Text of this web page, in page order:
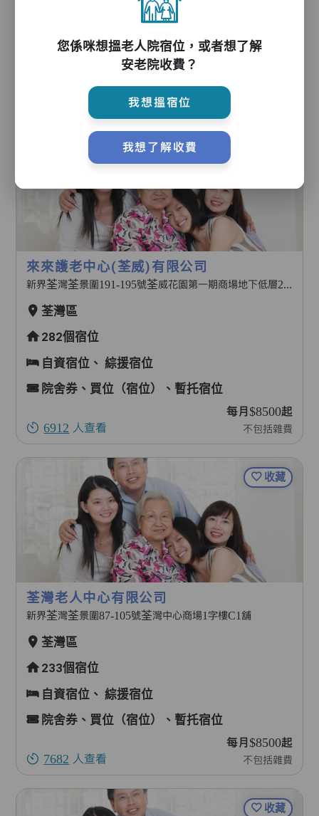
來來護老中心(荃威)有限公司
新界荃灣荃景圍191-195號荃威花園第一期商場地下低層23-38號舖
荃灣區
282個宿位
自資宿位、綜援宿位
院舍券、買位（宿位）、暫托宿位
6912 人查看
每月$8500起
不包括雜費
收藏
荃灣老人中心有限公司
新界荃灣荃景圍87-105號荃灣中心商場1字樓C1舖
荃灣區
233個宿位
自資宿位、綜援宿位
院舍券、買位（宿位）、暫托宿位
7682 人查看
每月$8500起
不包括雜費
收藏
您係咪想搵老人院宿位，或者想了解
安老院收費？
我想搵宿位
我想了解收費